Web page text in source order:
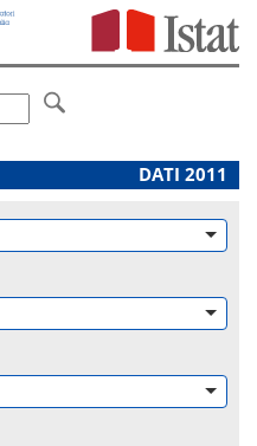
DATI 2011